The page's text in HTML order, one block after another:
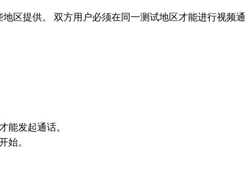
区提供。 双方用户必须在同一测试地区才能进行视频通
能发起通话。
始。